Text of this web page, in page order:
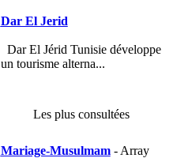
Dar El Jerid
Dar El Jérid Tunisie développe
un tourisme alterna...
Les plus consultées
Mariage-Musulmam- Array